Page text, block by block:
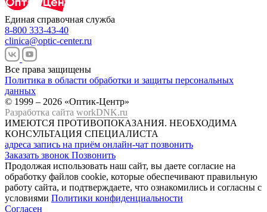
Единая справочная служба
8-800 333-43-40
clinica@optic-center.ru
Все права защищены
Политика в области обработки и защиты персональных
данных
© 1999 – 2026 «Оптик-Центр»
Разработка сайта workDNK.ru
ИМЕЮТСЯ ПРОТИВОПОКАЗАНИЯ. НЕОБХОДИМА
КОНСУЛЬТАЦИЯ СПЕЦИАЛИСТА
адреса запись на приём онлайн-чат позвонить
Заказать звонок Позвонить
Продолжая использовать наш сайт, вы даете согласие на
обработку файлов cookie, которые обеспечивают правильную
работу сайта, и подтверждаете, что ознакомились и согласны с
условиями Политики конфиденциальности
Согласен